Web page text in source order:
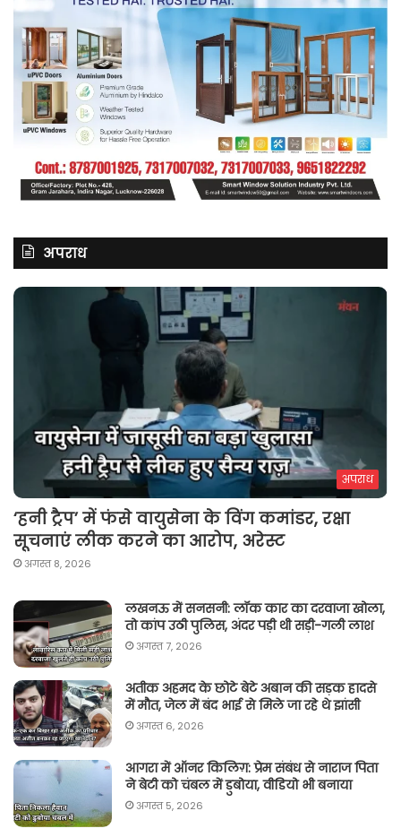
अपराध
अपराध
‘हनी ट्रैप’ में फंसे वायुसेना के विंग कमांडर, रक्षा
सूचनाएं लीक करने का आरोप, अरेस्ट
अगस्त 8, 2026
लखनऊ में सनसनी: लॉक कार का दरवाजा खोला,
तो कांप उठी पुलिस, अंदर पड़ी थी सड़ी-गली लाश
अगस्त 7, 2026
अतीक अहमद के छोटे बेटे अबान की सड़क हादसे
में मौत, जेल में बंद भाई से मिले जा रहे थे झांसी
अगस्त 6, 2026
आगरा में ऑनर किलिग़: प्रेम संबंध से नाराज पिता
ने बेटी को चंबल में डुबोया, वीडियो भी बनाया
अगस्त 5, 2026